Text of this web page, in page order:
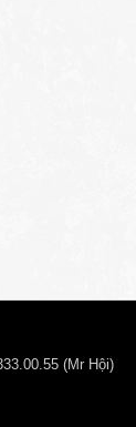
(Mr Hội)